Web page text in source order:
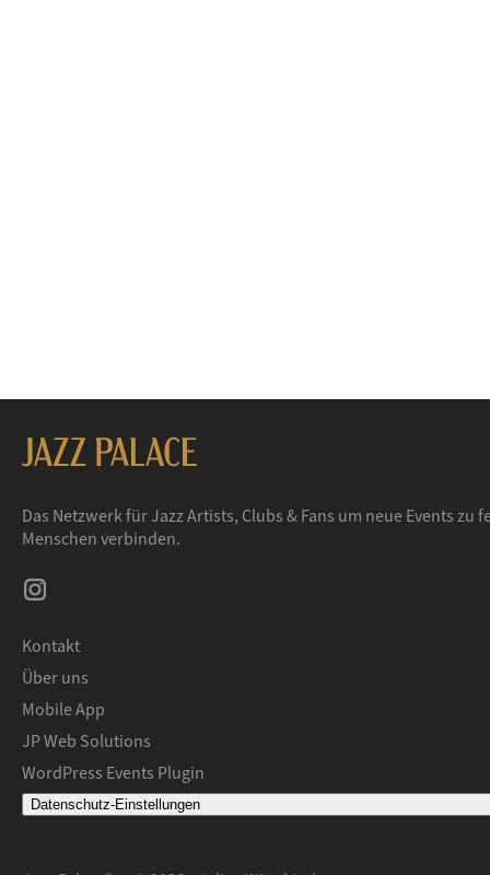
Das Netzwerk für Jazz Artists, Clubs & Fans um neue Events zu
Menschen verbinden.
Kontakt
Über uns
Mobile App
JP Web Solutions
WordPress Events Plugin
Datenschutz-Einstellungen